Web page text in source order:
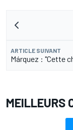
ARTICLE SUIVANT
Márquez : "Cette
MEILLEURS